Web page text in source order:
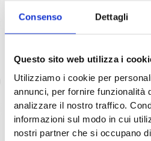
Consenso Dettagli
Questo sito web utilizza i
Utilizziamo i cookie per
annunci, per fornire funzionalità
analizzare il nostro traffico.
informazioni sul modo in cui
nostri partner che si occupano
Accetto la Privacy Policy del